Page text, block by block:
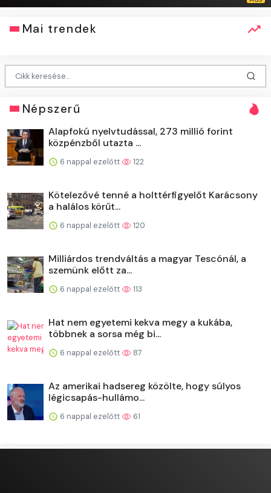
Mai trendek
Népszerű
Alapfokú nyelvtudással, 273 millió forint
közpénzből utazta ...
6 nappal ezelőtt 122
Kötelezővé tenné a holttérfigyelőt Karácsony
a halálos körűt...
6 nappal ezelőtt 120
Milliárdos trendváltás a magyar Tescónál, a
szemünk előtt za...
6 nappal ezelőtt 113
Hat nem egyetemi kekva megy a kukába,
többnek a sorsa még bi...
6 nappal ezelőtt 87
Az amerikai hadsereg közölte, hogy súlyos
légicsapás-hullámo...
6 nappal ezelőtt 61